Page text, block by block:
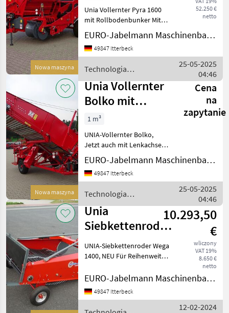
Nowa maszyna
52.250 €
netto
Unia Vollernter Pyra 1600
mit Rollbodenbunker Mit
Seitenaufnahme und
Grobkrautband,
zusätzliches
(Igelband), Verlesetisch mit
Plattform und Stein
EURO-Jabelmann Maschinenbau GmbH
49847 Itterbeck
Technologia
ziemniaczana / Unia
25-05-2025
04:46
Nowa maszyna
Unia Vollernter
Bolko mit
Rollboden NEU
Cena
na
zapytanie
1 m³
UNIA-Vollernter Bolko,
Jetzt auch mit Lenkachse
verfügbar! Einreihiger
Kartoffelvollernter mit
hydraulisch angetriebenem
ca. 1250 kg, Überla
EURO-Jabelmann Maschinenbau GmbH
49847 Itterbeck
Technologia
ziemniaczana / Unia
25-05-2025
04:46
Unia
Siebkettenroder
Wega 1400, 2
Reihen, NEU
10.293,50
€
wliczony
VAT 19%
8.650 €
netto
UNIA-Siebkettenroder Wega
1400, NEU Für Reihenweite
reihiger Siebkettenroder
Schwadleger, für
EURO-Jabelmann Maschinenbau GmbH
49847 Itterbeck
12-02-2024